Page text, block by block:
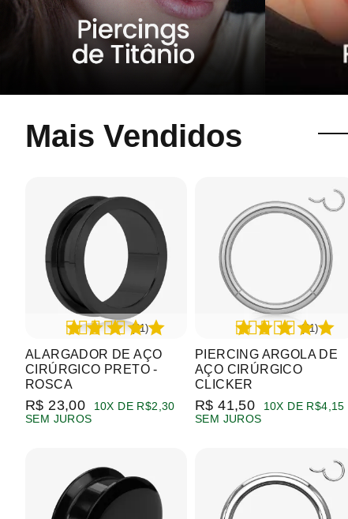
Mais Vendidos
ALARGADOR DE AÇO
CIRÚRGICO PRETO -
ROSCA
(61)
R$ 23,00
10X DE R$2,30
SEM JUROS
PIERCING ARGOLA DE
AÇO CIRÚRGICO
CLICKER
(21)
R$ 41,50
10X DE R$4,15
SEM JUROS